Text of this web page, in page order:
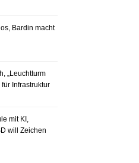
Bardin macht
„Leuchtturm
Infrastruktur
mit KI,
will Zeichen